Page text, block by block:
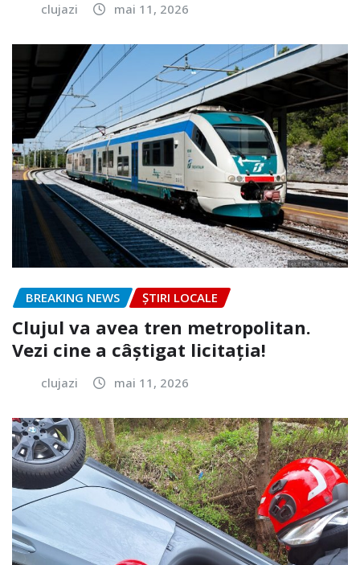
clujazi mai 11, 2026
BREAKING NEWS ȘTIRI LOCALE
Clujul va avea tren metropolitan.
Vezi cine a câștigat licitația!
clujazi mai 11, 2026